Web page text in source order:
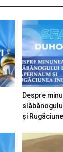
Despre
și